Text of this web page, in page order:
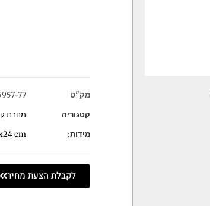
מק"ט
77
קטגוריה
מנורת
מידות:
cm
לקבלת הצעת מחיר